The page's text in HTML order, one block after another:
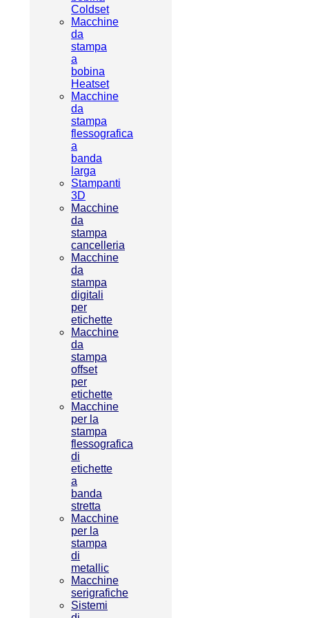
Coldset
Macchine
da
stampa
a
bobina
Heatset
Macchine
da
stampa
flessografica
a
banda
larga
Stampanti
3D
Macchine
da
stampa
cancelleria
Macchine
da
stampa
digitali
per
etichette
Macchine
da
stampa
offset
per
etichette
Macchine
per la
stampa
flessografica
di
etichette
a
banda
stretta
Macchine
per la
stampa
di
metallic
Macchine
serigrafiche
Sistemi